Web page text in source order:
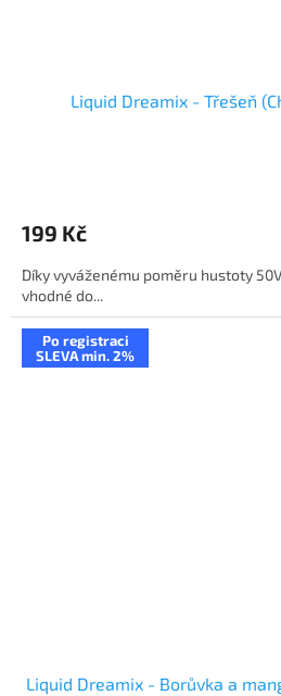
Liquid Dreamix - Třešeň
199 Kč
Díky vyváženému poměru hustoty
vhodné do...
Po registraci
SLEVA min. 2%
Liquid Dreamix - Borůvka a